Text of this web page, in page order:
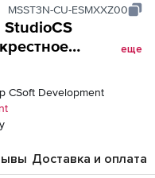
MSST3N-CU-ESMXXZ00
еще
CSoft Development
Доставка и оплата